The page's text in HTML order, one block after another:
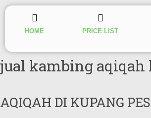
HOME PRICE LIST
jual kambing aqiqah
AQIQAH DI KUPANG